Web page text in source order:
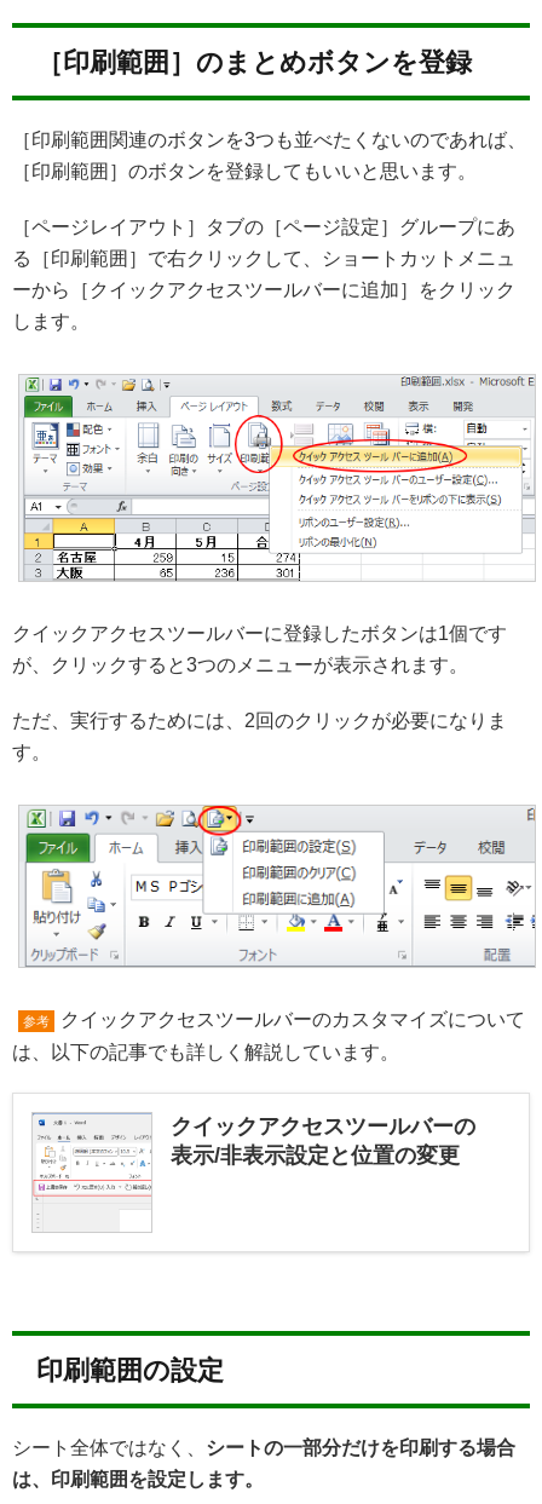
［印刷範囲］のまとめボタンを登録
［印刷範囲関連のボタンを3つも並べたくないのであれば、
［印刷範囲］のボタンを登録してもいいと思います。
［ページレイアウト］タブの［ページ設定］グループにあ
る［印刷範囲］で右クリックして、ショートカットメニュ
ーから［クイックアクセスツールバーに追加］をクリック
します。
クイックアクセスツールバーに登録したボタンは1個です
が、クリックすると3つのメニューが表示されます。
ただ、実行するためには、2回のクリックが必要になりま
す。
参考
クイックアクセスツールバーのカスタマイズについて
は、以下の記事でも詳しく解説しています。
クイックアクセスツールバーの
表示/非表示設定と位置の変更
印刷範囲の設定
シート全体ではなく、 シートの一部分だけを印刷する場合
は、印刷範囲を設定します。